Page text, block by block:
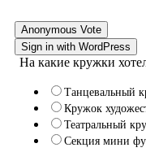
Anonymous Vote
Sign in with WordPress
На какие кружки
Танцевальный
Кружок
Театральный
Секция мини